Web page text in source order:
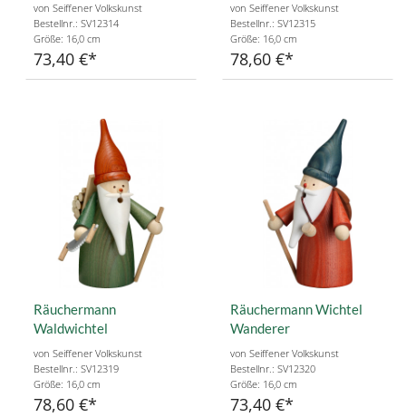
von Seiffener Volkskunst
Bestellnr.: SV12314
Größe: 16,0 cm
73,40 €
von Seiffener Volkskunst
Bestellnr.: SV12315
Größe: 16,0 cm
78,60 €
Räuchermann
Waldwichtel
von Seiffener Volkskunst
Bestellnr.: SV12319
Größe: 16,0 cm
78,60 €
Räuchermann Wichtel
Wanderer
von Seiffener Volkskunst
Bestellnr.: SV12320
Größe: 16,0 cm
73,40 €